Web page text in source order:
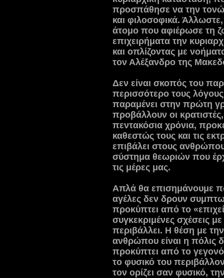
προσπάθησε να την
και φιλοσοφικά.
άτομο που αφιέρωσε τη
επιχειρήματα την
και οπλίζοντας με
τον Αλέξανδρο της
Δεν είναι σκοπός του
περισσότερο τους
παραμένει στην πρώτη
προβάλλουν οι
πεντακόσια χρόνια,
καθεστώς τους και τις
επιβάλει στους
σύστημα θεωριών που
τις μέρες μας.
Απλά θα επισημάνουμε
αγέλες δεν δρουν
προκύπτει από το
συγκεκριμένες σχέσεις
περιβάλλει. Η θέση με
ανθρώπου είναι η πόλις
προκύπτει από το
το φυσικό του
τον ορίζει σαν φυσικό,